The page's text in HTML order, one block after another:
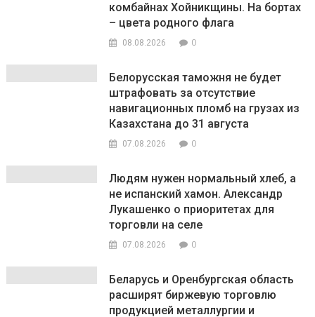
комбайнах Хойникщины. На бортах
– цвета родного флага
08.08.2026 0
Белорусская таможня не будет
штрафовать за отсутствие
навигационных пломб на грузах из
Казахстана до 31 августа
07.08.2026 0
Людям нужен нормальный хлеб, а
не испанский хамон. Александр
Лукашенко о приоритетах для
торговли на селе
07.08.2026 0
Беларусь и Оренбургская область
расширят биржевую торговлю
продукцией металлургии и